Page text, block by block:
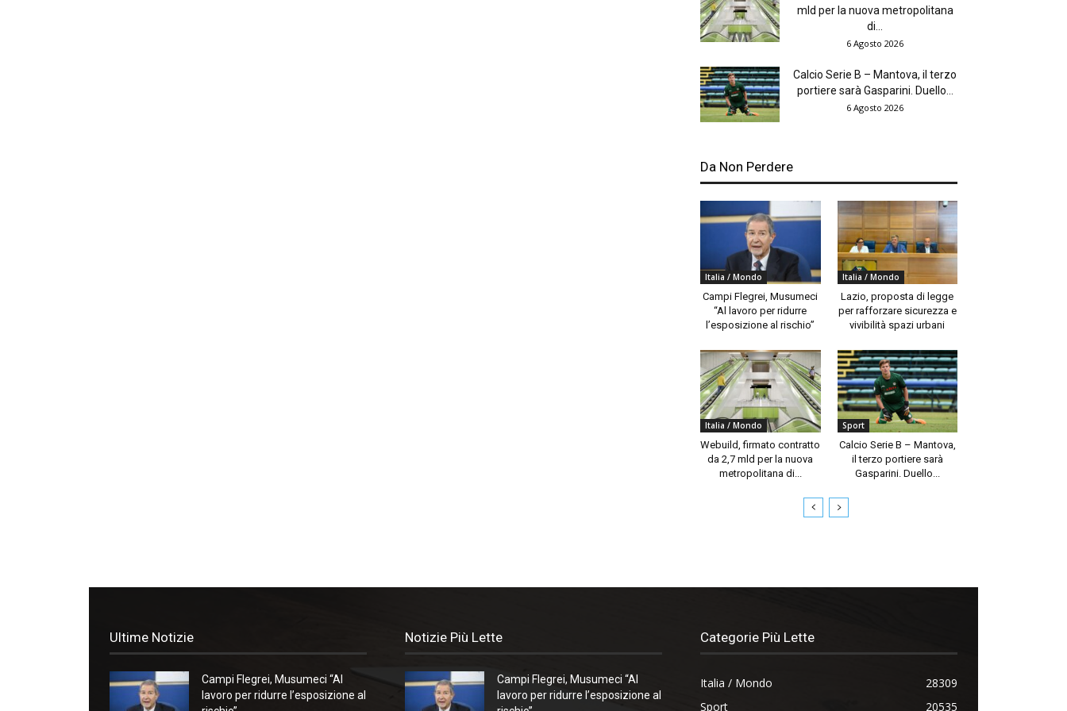
mld per la nuova metropolitana
di...
6 Agosto 2026
Calcio Serie B – Mantova, il terzo
portiere sarà Gasparini. Duello...
6 Agosto 2026
Da Non Perdere
Italia / Mondo
Campi Flegrei, Musumeci
“Al lavoro per ridurre
l’esposizione al rischio”
Italia / Mondo
Lazio, proposta di legge
per rafforzare sicurezza e
vivibilità spazi urbani
Italia / Mondo
Webuild, firmato contratto
da 2,7 mld per la nuova
metropolitana di...
Sport
Calcio Serie B – Mantova,
il terzo portiere sarà
Gasparini. Duello...
Ultime Notizie
Campi Flegrei, Musumeci “Al
lavoro per ridurre l’esposizione al
Notizie Più Lette
Campi Flegrei, Musumeci “Al
lavoro per ridurre l’esposizione al
Categorie Più Lette
Italia / Mondo
28309
Sport
20535